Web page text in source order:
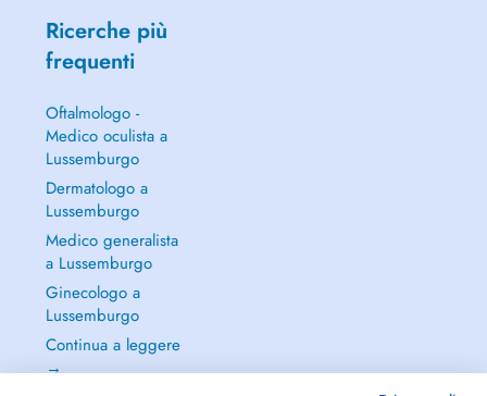
Ricerche più
frequenti
Oftalmologo -
Medico oculista a
Lussemburgo
Dermatologo a
Lussemburgo
Medico generalista
a Lussemburgo
Ginecologo a
Lussemburgo
Continua a leggere
→